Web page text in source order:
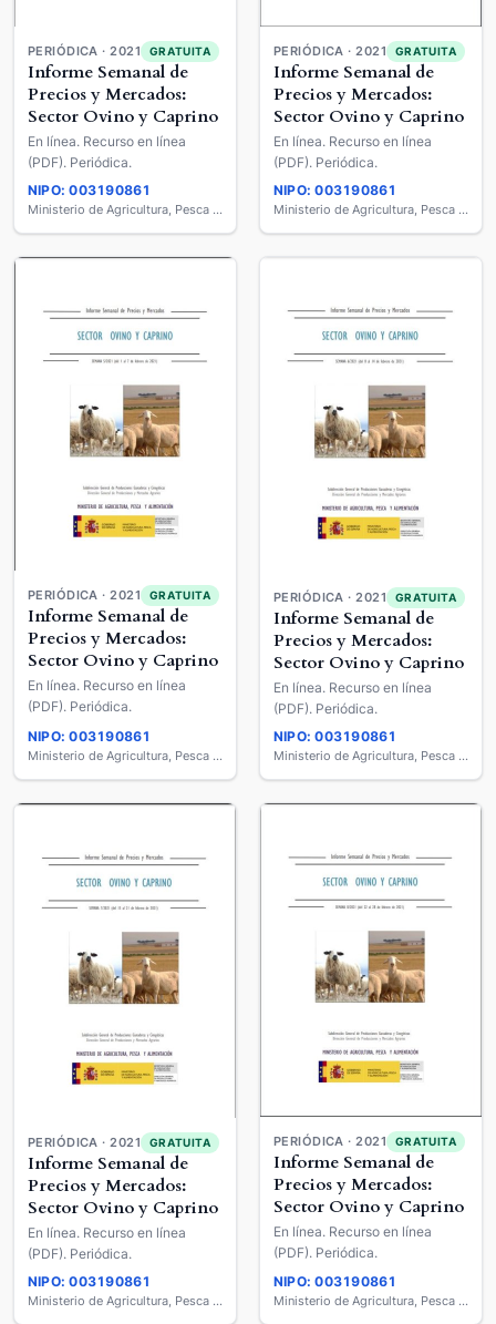
PERIÓDICA · 2021 GRATUITA
Informe Semanal de
Precios y Mercados:
Sector Ovino y Caprino
En línea. Recurso en línea
(PDF). Periódica.
NIPO: 003190861
Ministerio de Agricultura, Pesca y Alimentación
PERIÓDICA · 2021 GRATUITA
Informe Semanal de
Precios y Mercados:
Sector Ovino y Caprino
En línea. Recurso en línea
(PDF). Periódica.
NIPO: 003190861
Ministerio de Agricultura, Pesca y Alimentación
PERIÓDICA · 2021 GRATUITA
Informe Semanal de
Precios y Mercados:
Sector Ovino y Caprino
En línea. Recurso en línea
(PDF). Periódica.
NIPO: 003190861
Ministerio de Agricultura, Pesca y Alimentación
PERIÓDICA · 2021 GRATUITA
Informe Semanal de
Precios y Mercados:
Sector Ovino y Caprino
En línea. Recurso en línea
(PDF). Periódica.
NIPO: 003190861
Ministerio de Agricultura, Pesca y Alimentación
PERIÓDICA · 2021 GRATUITA
Informe Semanal de
Precios y Mercados:
Sector Ovino y Caprino
En línea. Recurso en línea
(PDF). Periódica.
NIPO: 003190861
Ministerio de Agricultura, Pesca y Alimentación
PERIÓDICA · 2021 GRATUITA
Informe Semanal de
Precios y Mercados:
Sector Ovino y Caprino
En línea. Recurso en línea
(PDF). Periódica.
NIPO: 003190861
Ministerio de Agricultura, Pesca y Alimentación